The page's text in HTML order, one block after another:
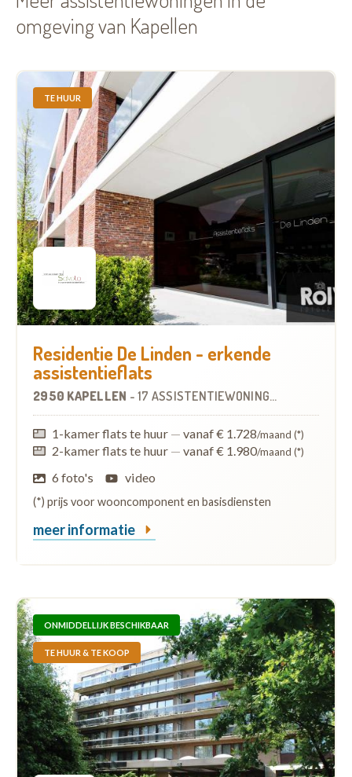
omgeving van Kapellen
TE HUUR
Residentie De Linden - erkende
assistentieflats
2950 KAPELLEN - 17 ASSISTENTIEWONINGEN
1-kamer flats te huur — vanaf € 1.728/maand (*)
2-kamer flats te huur — vanaf € 1.980/maand (*)
6 foto's video
(*) prijs voor wooncomponent en basisdiensten
meer informatie
ONMIDDELLIJK BESCHIKBAAR
TE HUUR & TE KOOP